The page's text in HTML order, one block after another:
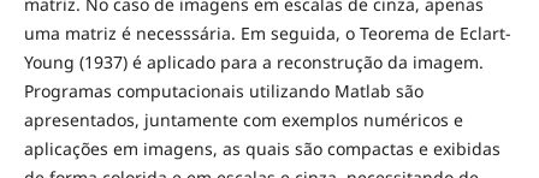
uma matriz é necesssária. Em seguida, o Teorema de Eclart-
Young (1937) é aplicado para a reconstrução da imagem.
Programas computacionais utilizando Matlab são
apresentados, juntamente com exemplos numéricos e
aplicações em imagens, as quais são compactas e exibidas